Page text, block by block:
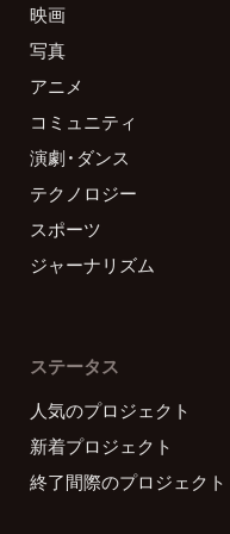
映画
写真
アニメ
コミュニティ
演劇・ダンス
テクノロジー
スポーツ
ジャーナリズム
ステータス
人気のプロジェクト
新着プロジェクト
終了間際のプロジェクト